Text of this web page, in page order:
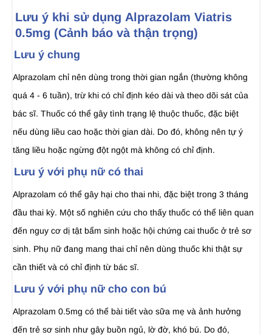
Lưu ý khi sử dụng Alprazolam Viatris
0.5mg (Cảnh báo và thận trọng)
Lưu ý chung
Alprazolam chỉ nên dùng trong thời gian ngắn (thường không
quá 4 - 6 tuần), trừ khi có chỉ định kéo dài và theo dõi sát của
bác sĩ. Thuốc có thể gây tình trạng lệ thuộc thuốc, đặc biệt
nếu dùng liều cao hoặc thời gian dài. Do đó, không nên tự ý
tăng liều hoặc ngừng đột ngột mà không có chỉ định.
Lưu ý với phụ nữ có thai
Alprazolam có thể gây hại cho thai nhi, đặc biệt trong 3 tháng
đầu thai kỳ. Một số nghiên cứu cho thấy thuốc có thể liên quan
đến nguy cơ dị tật bẩm sinh hoặc hội chứng cai thuốc ở trẻ sơ
sinh. Phụ nữ đang mang thai chỉ nên dùng thuốc khi thật sự
cần thiết và có chỉ định từ bác sĩ.
Lưu ý với phụ nữ cho con bú
Alprazolam 0.5mg có thể bài tiết vào sữa mẹ và ảnh hưởng
đến trẻ sơ sinh như gây buồn ngủ, lờ đờ, khó bú. Do đó,